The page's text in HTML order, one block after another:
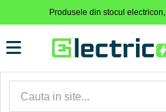
Produsele din stocul electricon,